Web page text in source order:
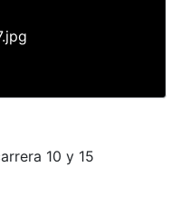
10 y 15